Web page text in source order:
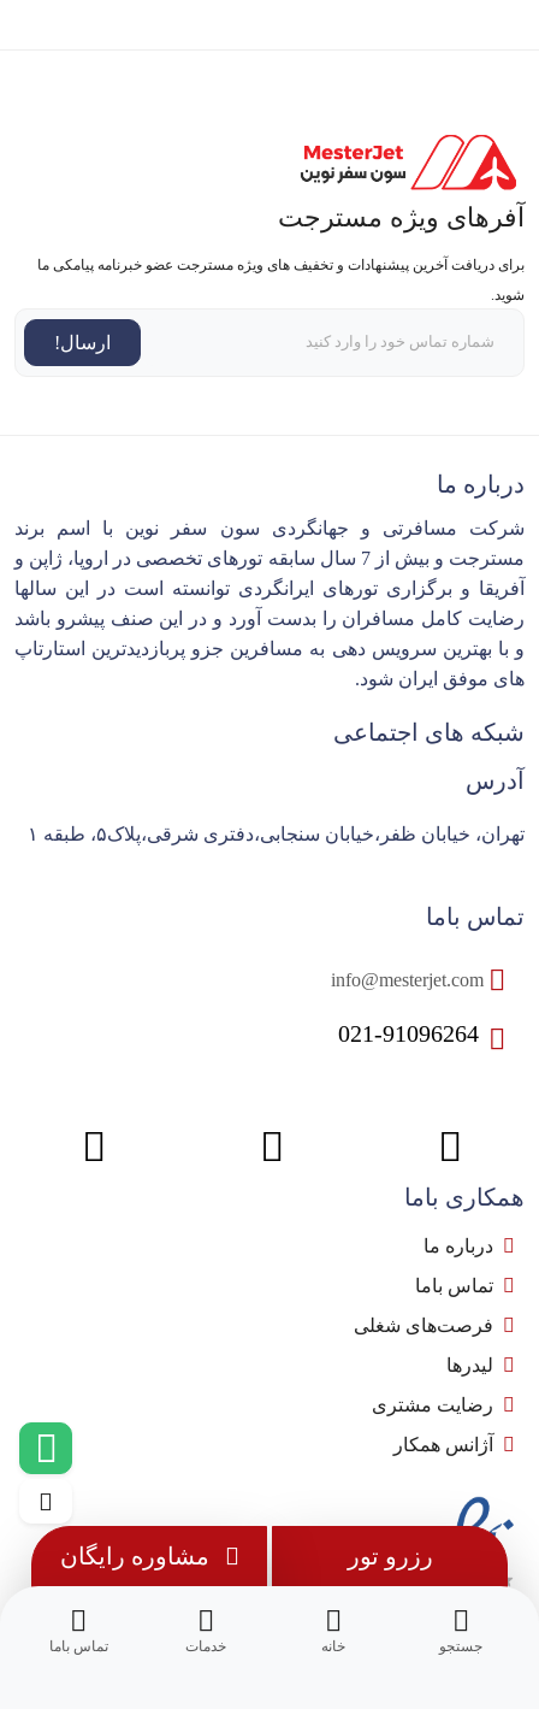
جستجو خانه خدمات تماس باما
رزرو تور مشاوره رایگان
آفرهای ویژه مسترجت
برای دریافت آخرین پیشنهادات و تخفیف های ویژه مسترجت عضو خبرنامه پیامکی ما
شوید.
ارسال!
درباره ما
شرکت مسافرتی و جهانگردی سون سفر نوین با اسم برند
مسترجت و بیش از 7 سال سابقه تورهای تخصصی در اروپا، ژاپن و
آفریقا و برگزاری تورهای ایرانگردی توانسته است در این سالها
رضایت کامل مسافران را بدست آورد و در این صنف پیشرو باشد
و با بهترین سرویس دهی به مسافرین جزو پربازدیدترین استارتاپ
های موفق ایران شود.
شبکه های اجتماعی
آدرس
تهران، خیابان ظفر،خیابان سنجابی،دفتری شرقی،پلاک۵، طبقه ۱
تماس باما
021-91096264
همکاری باما
درباره ما
تماس باما
فرصت‌های شغلی
لیدرها
رضایت مشتری
آژانس همکار